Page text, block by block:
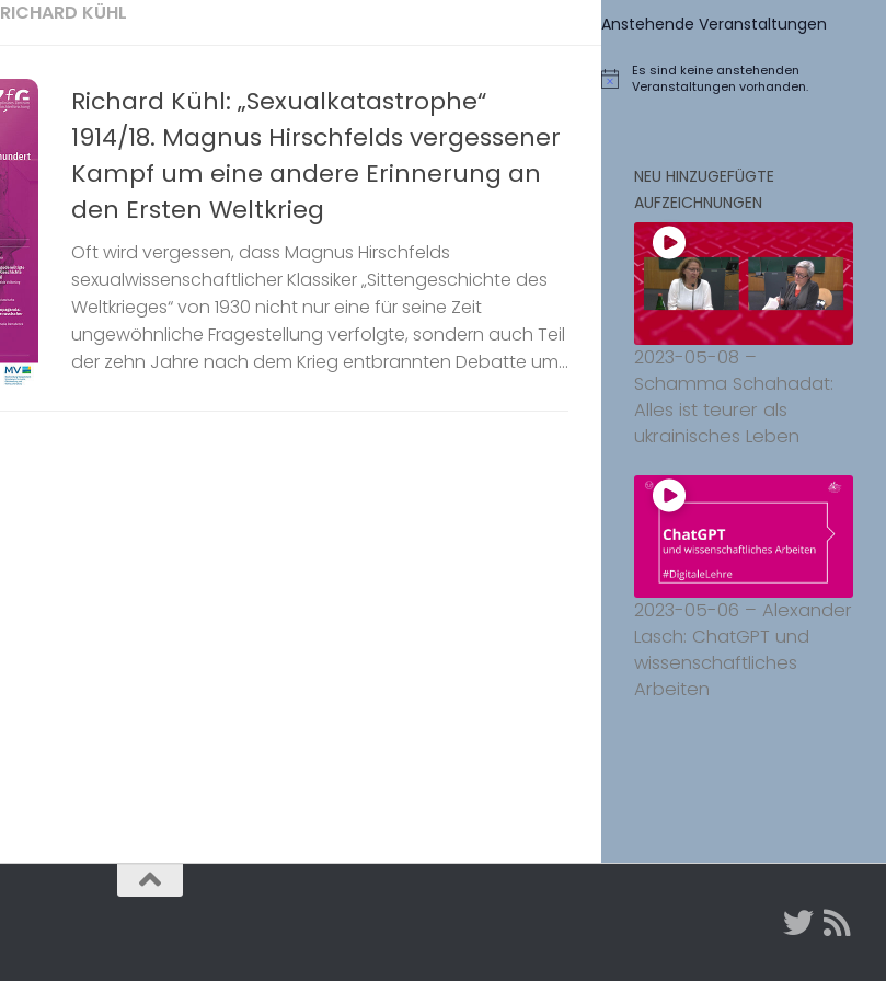
RICHARD KÜHL
Richard Kühl: „Sexualkatastrophe“
1914/18. Magnus Hirschfelds vergessener
Kampf um eine andere Erinnerung an
den Ersten Weltkrieg
Oft wird vergessen, dass Magnus Hirschfelds
sexualwissenschaftlicher Klassiker „Sittengeschichte des
Weltkrieges“ von 1930 nicht nur eine für seine Zeit
ungewöhnliche Fragestellung verfolgte, sondern auch Teil
der zehn Jahre nach dem Krieg entbrannten Debatte um...
Anstehende Veranstaltungen
Hinweis
Es sind keine anstehenden
Veranstaltungen vorhanden.
NEU HINZUGEFÜGTE
AUFZEICHNUNGEN
2023-05-08 –
Schamma Schahadat:
Alles ist teurer als
ukrainisches Leben
2023-05-06 – Alexander
Lasch: ChatGPT und
wissenschaftliches
Arbeiten